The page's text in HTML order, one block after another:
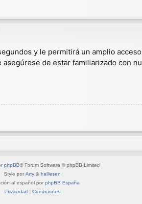
y le permitirá un amplio
de estar familiarizado con
phpBB® Forum Software © phpBB Limited
Style por Arty & halilesen
al español por phpBB España
Privacidad | Condiciones